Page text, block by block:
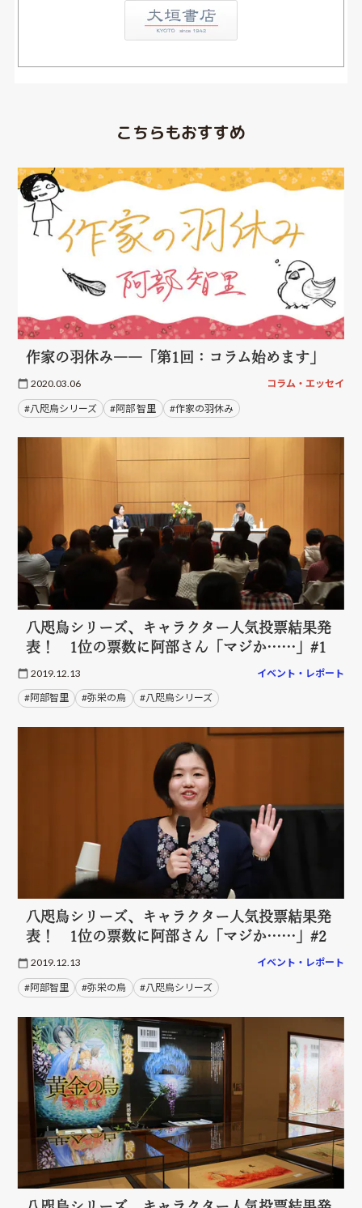
こちらもおすすめ
作家の羽休み――「第1回：コラム始めます」
2020.03.06 コラム・エッセイ
#八咫烏シリーズ #阿部 智里 #作家の羽休み
八咫烏シリーズ、キャラクター人気投票結果発
表！ 1位の票数に阿部さん「マジか……」#1
2019.12.13 イベント・レポート
#阿部智里 #弥栄の烏 #八咫烏シリーズ
八咫烏シリーズ、キャラクター人気投票結果発
表！ 1位の票数に阿部さん「マジか……」#2
2019.12.13 イベント・レポート
#阿部智里 #弥栄の烏 #八咫烏シリーズ